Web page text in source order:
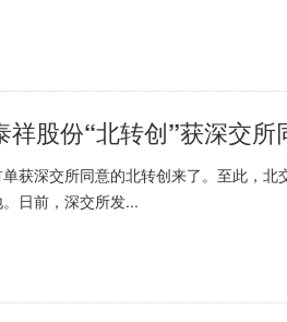
获深交所同意的北转创来了。至此，
日前，深交所发...